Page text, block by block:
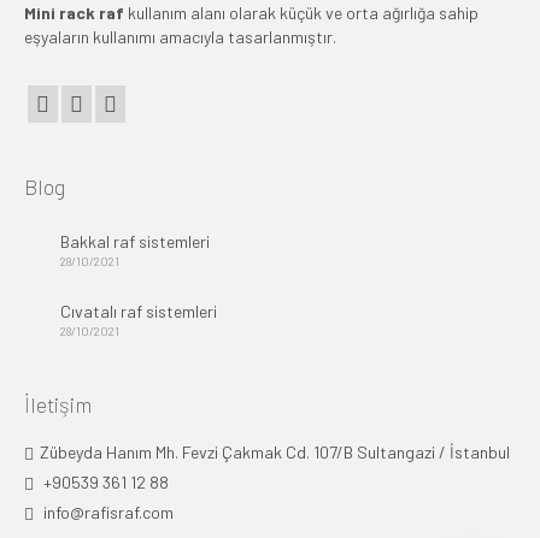
Mini rack raf kullanım alanı olarak küçük ve orta ağırlığa sahip
eşyaların kullanımı amacıyla tasarlanmıştır.
Blog
Bakkal raf sistemleri
28/10/2021
Cıvatalı raf sistemleri
28/10/2021
İletişim
Zübeyda Hanım Mh. Fevzi Çakmak Cd. 107/B Sultangazi / İstanbul
+90539 361 12 88
info@rafisraf.com